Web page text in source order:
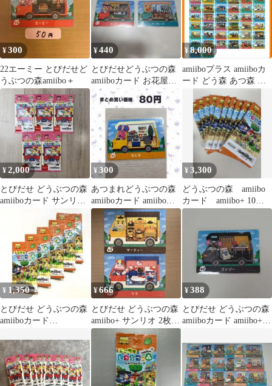
¥300
22エーミー とびだせど
うぶつの森amiibo＋
¥440
とびだせどうぶつの森
amiiboカード お花屋さ
ん ガーデニングセット
¥8,000
amiiboプラス amiiboカ
ード どう森 あつ森 フ
¥2,000
とびだせ どうぶつの森
amiiboカード サンリオ
¥300
あつまれどうぶつの森
amiiboカード amiibo＋
36 かんゆ
¥3,300
どうぶつの森 amiibo
カード amiibo+ 10パ
ック
¥ 1,350
とびだせ どうぶつの森
amiiboカード
パック
¥666
とびだせ どうぶつの森
amiibo+ サンリオ 2枚セ
ット
¥388
とびだせ どうぶつの森
amiiboカード amiibo+